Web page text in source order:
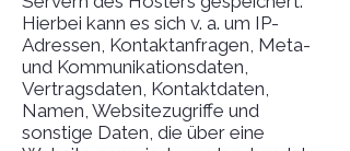
Hierbei kann es sich v. a. um IP-
Adressen, Kontaktanfragen, Meta-
und Kommunikationsdaten,
Vertragsdaten, Kontaktdaten,
Namen, Websitezugriffe und
sonstige Daten, die über eine